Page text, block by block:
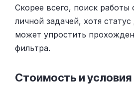
Скорее всего, поиск работы
личной задачей, хотя
может упростить
фильтра.
Стоимость и условия